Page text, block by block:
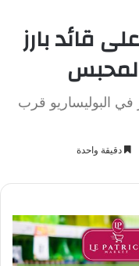
قائد بارز
في البوليساريو قرب
دقيقة واحدة